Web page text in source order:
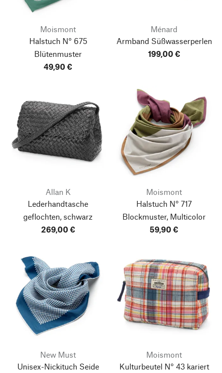
Moismont
Halstuch N° 675
Blütenmuster
49,90 €
Ménard
Armband Süßwasserperlen
199,00 €
Allan K
Lederhandtasche
geflochten, schwarz
269,00 €
Moismont
Halstuch N° 717
Blockmuster, Multicolor
59,90 €
New Must
Unisex-Nickituch Seide
Moismont
Kulturbeutel N° 43 kariert